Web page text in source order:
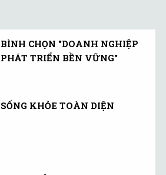
BÌNH CHỌN "DOANH NGHIỆP
PHÁT TRIỂN BỀN VỮNG"
SỐNG KHỎE TOÀN DIỆN